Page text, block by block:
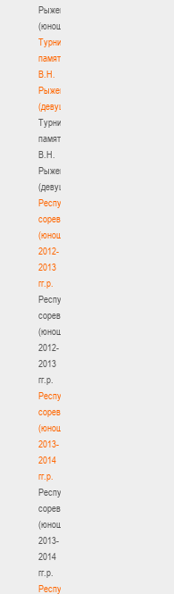
Рыженкова
(юноши)
Турнир
памяти
В.Н.
Рыженкова
(девушки)
Турнир
памяти
В.Н.
Рыженкова
(девушки)
Республиканские
соревнования
(юноши)
2012-
2013
гг.р.
Республиканские
соревнования
(юноши)
2012-
2013
гг.р.
Республиканские
соревнования
(юноши)
2013-
2014
гг.р.
Республиканские
соревнования
(юноши)
2013-
2014
гг.р.
Республиканские